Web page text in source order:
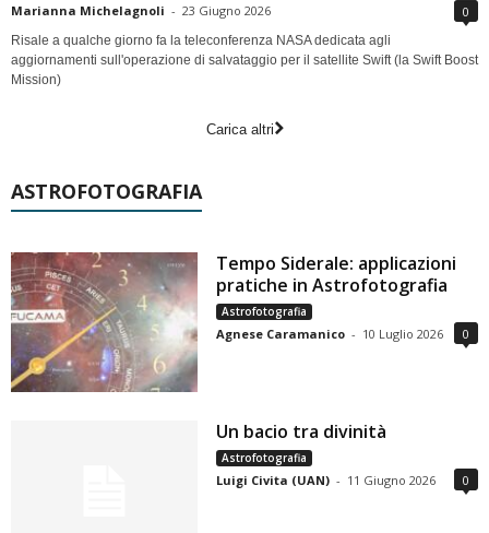
Marianna Michelagnoli - 23 Giugno 2026 0
Risale a qualche giorno fa la teleconferenza NASA dedicata agli
aggiornamenti sull'operazione di salvataggio per il satellite Swift (la Swift Boost
Mission)
Carica altri
ASTROFOTOGRAFIA
Tempo Siderale: applicazioni
pratiche in Astrofotografia
Astrofotografia
Agnese Caramanico - 10 Luglio 2026 0
Un bacio tra divinità
Astrofotografia
Luigi Civita (UAN) - 11 Giugno 2026 0